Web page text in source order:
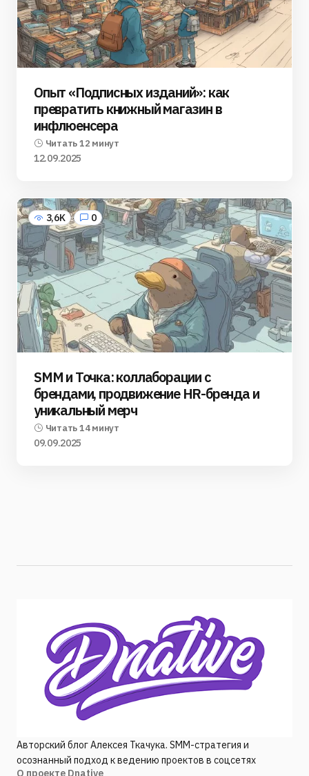
Опыт «Подписных изданий»: как
превратить книжный магазин в
инфлюенсера
Читать 12 минут
12.09.2025
3,6K 0
SMM и Точка: коллаборации с
брендами, продвижение HR-бренда и
уникальный мерч
Читать 14 минут
09.09.2025
Авторский блог Алексея Ткачука. SMM-стратегия и
осознанный подход к ведению проектов в соцсетях
О проекте Dnative